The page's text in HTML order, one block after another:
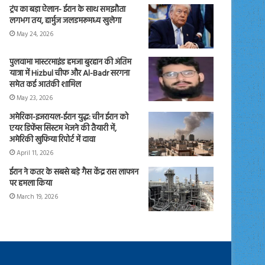
ट्रंप का बड़ा ऐलान- ईरान के साथ समझौता
लगभग तय, हार्मुज जलडमरूमध्य खुलेगा
May 24, 2026
पुलवामा मास्टरमाइंड हमजा बुरहान की अंतिम
यात्रा में Hizbul चीफ और Al-Badr सरगना
समेत कई आतंकी शामिल
May 23, 2026
अमेरिका-इजरायल-ईरान युद्ध: चीन ईरान को
एयर डिफेंस सिस्टम भेजने की तैयारी में,
अमेरिकी खुफिया रिपोर्ट में दावा
April 11, 2026
ईरान ने कतर के सबसे बड़े गैस केंद्र रास लाफान
पर हमला किया
March 19, 2026